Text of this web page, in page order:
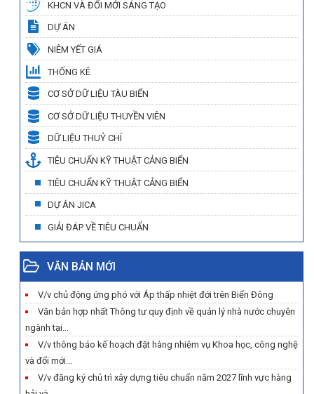
KHCN VÀ ĐỔI MỚI SÁNG TẠO
DỰ ÁN
NIÊM YẾT GIÁ
THỐNG KÊ
CƠ SỞ DỮ LIỆU TÀU BIỂN
CƠ SỞ DỮ LIỆU THUYỀN VIÊN
DỮ LIỆU THUỶ CHÍ
TIÊU CHUẨN KỸ THUẬT CẢNG BIỂN
TIÊU CHUẨN KỸ THUẬT CẢNG BIỂN
DỰ ÁN JICA
GIẢI ĐÁP VỀ TIÊU CHUẨN
VĂN BẢN MỚI
V/v chủ động ứng phó với Áp thấp nhiệt đới trên Biển Đông
Văn bản hợp nhất Thông tư quy định về quản lý nhà nước chuyên
ngành tại...
V/v thông báo kế hoạch đặt hàng nhiệm vụ Khoa học, công nghệ
và đổi mới...
V/v đăng ký chủ trì xây dựng tiêu chuẩn năm 2027 lĩnh vực hàng